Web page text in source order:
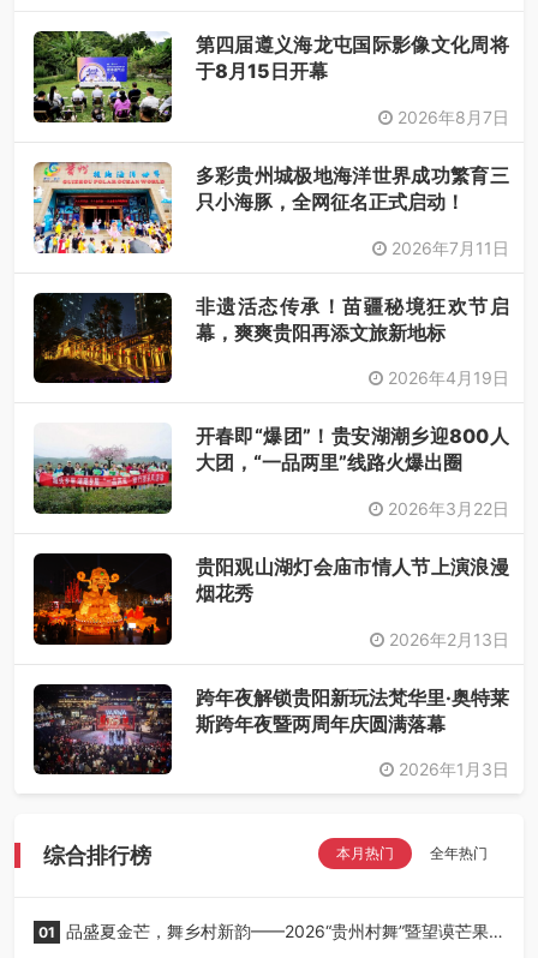
第四届遵义海龙屯国际影像文化周将
于8月15日开幕
2026年8月7日
多彩贵州城极地海洋世界成功繁育三
只小海豚，全网征名正式启动！
2026年7月11日
非遗活态传承！苗疆秘境狂欢节启
幕，爽爽贵阳再添文旅新地标
2026年4月19日
开春即“爆团”！贵安湖潮乡迎800人
大团，“一品两里”线路火爆出圈
2026年3月22日
贵阳观山湖灯会庙市情人节上演浪漫
烟花秀
2026年2月13日
跨年夜解锁贵阳新玩法梵华里·奥特莱
斯跨年夜暨两周年庆圆满落幕
2026年1月3日
综合排行榜 本月热门 全年热门
01 品盛夏金芒，舞乡村新韵——2026“贵州村舞”暨望谟芒果